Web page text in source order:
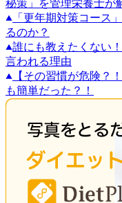
秘策」を管理栄養士が
「更年期対策コース
るのか？
誰にも教えたくない
言われる理由
【その習慣が危険？
も簡単だった？！